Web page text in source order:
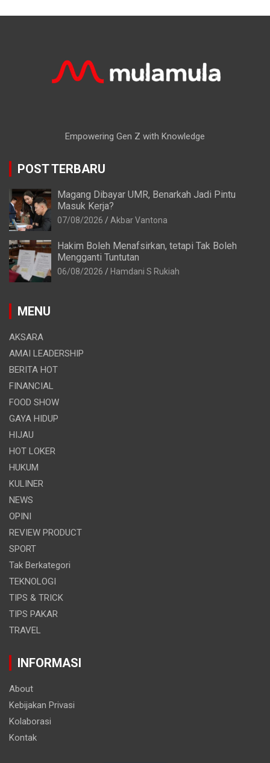
Empowering Gen Z with Knowledge
POST TERBARU
Magang Dibayar UMR, Benarkah Jadi Pintu
Masuk Kerja?
07/08/2026 Akbar Vantona
Hakim Boleh Menafsirkan, tetapi Tak Boleh
Mengganti Tuntutan
06/08/2026 Hamdani S Rukiah
MENU
AKSARA
AMAI LEADERSHIP
BERITA HOT
FINANCIAL
FOOD SHOW
GAYA HIDUP
HIJAU
HOT LOKER
HUKUM
KULINER
NEWS
OPINI
REVIEW PRODUCT
SPORT
Tak Berkategori
TEKNOLOGI
TIPS & TRICK
TIPS PAKAR
TRAVEL
INFORMASI
About
Kebijakan Privasi
Kolaborasi
Kontak